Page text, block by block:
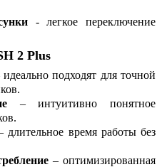
- легкое переключение
2 Plus
идеально подходят для точной
– интуитивно понятное
длительное время работы без
– оптимизированная